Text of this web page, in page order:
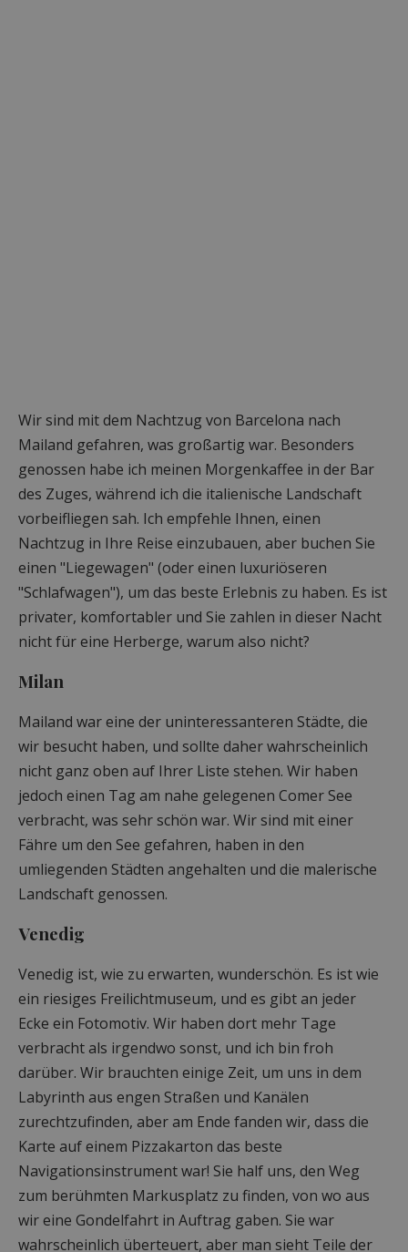
Wir sind mit dem Nachtzug von Barcelona nach
Mailand gefahren, was großartig war. Besonders
genossen habe ich meinen Morgenkaffee in der Bar
des Zuges, während ich die italienische Landschaft
vorbeifliegen sah. Ich empfehle Ihnen, einen
Nachtzug in Ihre Reise einzubauen, aber buchen Sie
einen "Liegewagen" (oder einen luxuriöseren
"Schlafwagen"), um das beste Erlebnis zu haben. Es ist
privater, komfortabler und Sie zahlen in dieser Nacht
nicht für eine Herberge, warum also nicht?
Milan
Mailand war eine der uninteressanteren Städte, die
wir besucht haben, und sollte daher wahrscheinlich
nicht ganz oben auf Ihrer Liste stehen. Wir haben
jedoch einen Tag am nahe gelegenen Comer See
verbracht, was sehr schön war. Wir sind mit einer
Fähre um den See gefahren, haben in den
umliegenden Städten angehalten und die malerische
Landschaft genossen.
Venedig
Venedig ist, wie zu erwarten, wunderschön. Es ist wie
ein riesiges Freilichtmuseum, und es gibt an jeder
Ecke ein Fotomotiv. Wir haben dort mehr Tage
verbracht als irgendwo sonst, und ich bin froh
darüber. Wir brauchten einige Zeit, um uns in dem
Labyrinth aus engen Straßen und Kanälen
zurechtzufinden, aber am Ende fanden wir, dass die
Karte auf einem Pizzakarton das beste
Navigationsinstrument war! Sie half uns, den Weg
zum berühmten Markusplatz zu finden, von wo aus
wir eine Gondelfahrt in Auftrag gaben. Sie war
wahrscheinlich überteuert, aber man sieht Teile der